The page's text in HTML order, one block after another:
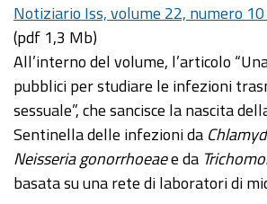
Notiziario Iss, volume 22, numero
(pdf 1,3 Mb)
All’interno del volume, l’articolo
pubblici per studiare le infezioni
sessuale”, che sancisce la nascita
Sentinella delle infezioni da
Neisseria gonorrhoeaee da
basata su una rete di laboratori di